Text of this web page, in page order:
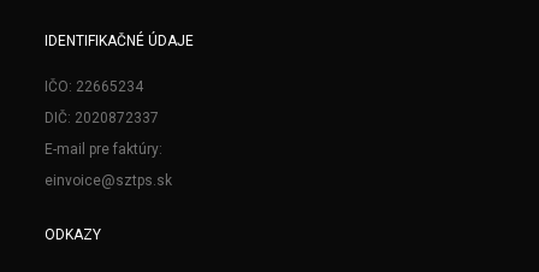
IDENTIFIKAČNÉ ÚDAJE
IČO: 22665234
DIČ: 2020872337
E-mail pre faktúry:
einvoice@sztps.sk
ODKAZY